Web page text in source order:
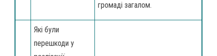
громаді загалом.
Які були
перешкоди у